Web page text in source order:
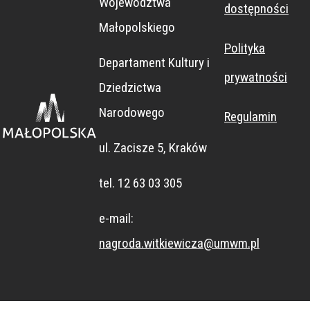
a
BOBROWISK
O"
Wschód
Muzeum
Narodowego
w Krakowie
Małopolskiego
Departament Kultury i
Dziedzictwa
Narodowego
ul. Zacisze 5, Kraków
tel. 12 63 03 305
e-mail:
nagroda.witkiewicza@umwm.pl
dostępności
Polityka
prywatności
Regulamin